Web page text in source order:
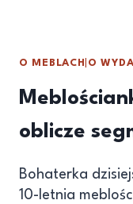
O MEBLACH O
oblicze
Bohaterka
10-letnia